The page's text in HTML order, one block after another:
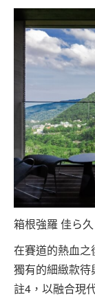
箱根強羅 佳ら
在賽道的熱血
獨有的細緻款
註4，以融合現